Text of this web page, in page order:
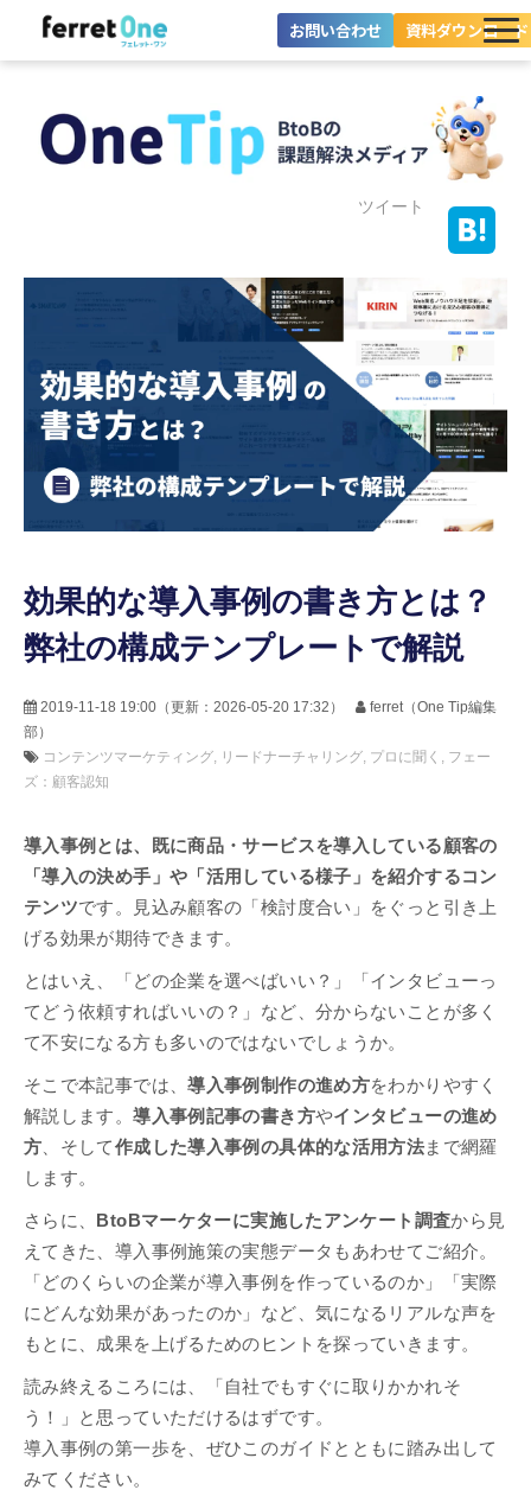
お問い合わせ 資料ダウンロード
ツール・機能一覧
料金プラン
セミナー
ツイート
効果的な導入事例の書き方とは？
弊社の構成テンプレートで解説
2019-11-18 19:00 （更新： 2026-05-20 17:32 ）
ferret（One Tip編集
部）
コンテンツマーケティング
リードナーチャリング プロに聞く
フェー
ズ：顧客認知
導入事例とは、既に商品・サービスを導入している顧客の
「導入の決め手」や「活用している様子」を紹介するコン
テンツです。見込み顧客の「検討度合い」をぐっと引き上
げる効果が期待できます。
とはいえ、「どの企業を選べばいい？」「インタビューっ
てどう依頼すればいいの？」など、分からないことが多く
て不安になる方も多いのではないでしょうか。
そこで本記事では、導入事例制作の進め方をわかりやすく
解説します。導入事例記事の書き方やインタビューの進め
方 、そして作成した導入事例の具体的な活用方法まで網羅
します。
さらに、 BtoBマーケターに実施したアンケート調査から見
えてきた、導入事例施策の実態データもあわせてご紹介。
「どのくらいの企業が導入事例を作っているのか」「実際
にどんな効果があったのか」など、気になるリアルな声を
もとに、成果を上げるためのヒントを探っていきます。
読み終えるころには、「自社でもすぐに取りかかれそ
う！」と思っていただけるはずです。
導入事例の第一歩を、ぜひこのガイドとともに踏み出して
みてください。